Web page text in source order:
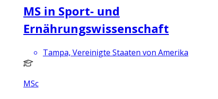
MS in Sport- und
Ernährungswissenschaft
Tampa, Vereinigte Staaten von Amerika
MSc